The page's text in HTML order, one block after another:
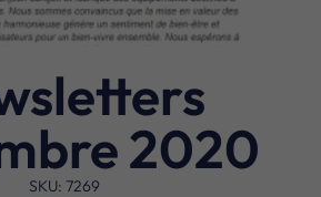
2020
SKU: 7269